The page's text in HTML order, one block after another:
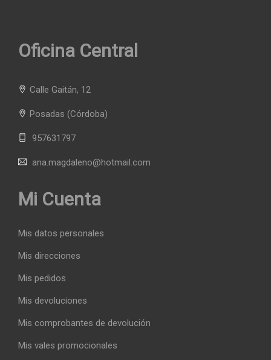
Oficina Central
Calle Gaitán, 12
Posadas (Córdoba)
957631797
ana.magdaleno@hotmail.com
Mi Cuenta
Mis datos personales
Mis direcciones
Mis pedidos
Mis devoluciones
Mis comprobantes de devolución
Mis vales promocionales